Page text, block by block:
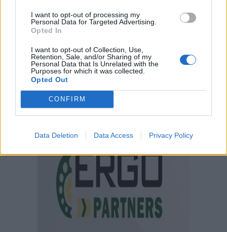
I want to opt-out of processing my
Personal Data for Targeted Advertising.
Opted In
I want to opt-out of Collection, Use,
Retention, Sale, and/or Sharing of my
Personal Data that Is Unrelated with the
Purposes for which it was collected.
Opted Out
CONFIRM
Data Deletion Data Access Privacy Policy